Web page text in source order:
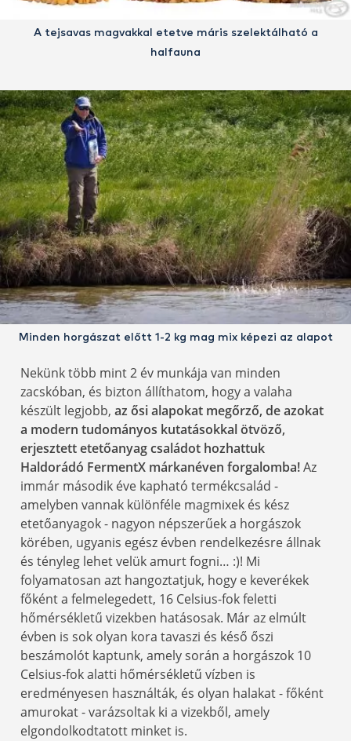
A tejsavas magvakkal etetve máris szelektálható a
halfauna
Minden horgászat előtt 1-2 kg mag mix képezi az alapot
Nekünk több mint 2 év munkája van minden
zacskóban, és bizton állíthatom, hogy a valaha
készült legjobb, az ősi alapokat megőrző, de azokat
a modern tudományos kutatásokkal ötvöző,
erjesztett etetőanyag családot hozhattuk
Haldorádó FermentX márkanéven forgalomba!Az
immár második éve kapható termékcsalád -
amelyben vannak különféle magmixek és kész
etetőanyagok - nagyon népszerűek a horgászok
körében, ugyanis egész évben rendelkezésre állnak
és tényleg lehet velük amurt fogni… :)! Mi
folyamatosan azt hangoztatjuk, hogy e keverékek
főként a felmelegedett, 16 Celsius-fok feletti
hőmérsékletű vizekben hatásosak. Már az elmúlt
évben is sok olyan kora tavaszi és késő őszi
beszámolót kaptunk, amely során a horgászok 10
Celsius-fok alatti hőmérsékletű vízben is
eredményesen használták, és olyan halakat - főként
amurokat - varázsoltak ki a vizekből, amely
elgondolkodtatott minket is.